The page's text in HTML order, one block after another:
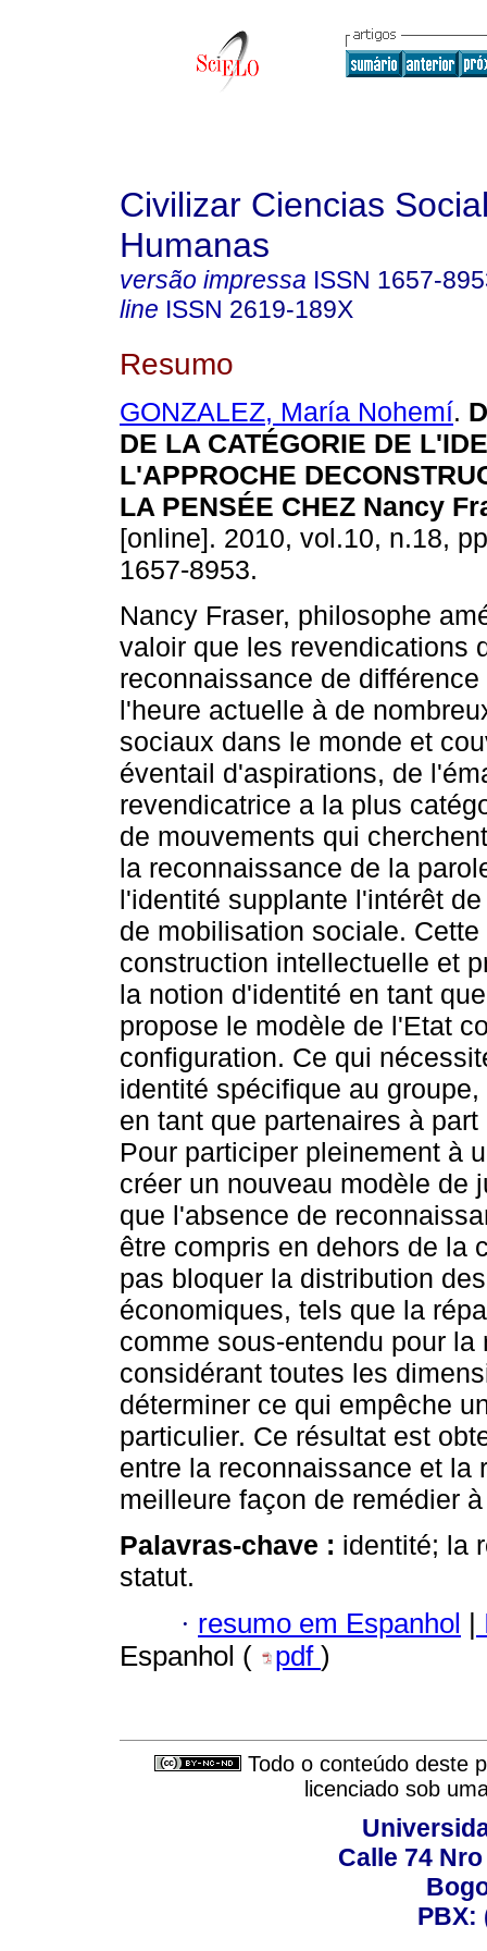
Civilizar Ciencias
Humanas
versão impressa ISSN 1657-
line ISSN 2619-189X
Resumo
GONZALEZ, María Nohemí.
DE LA CATÉGORIE DE
L'APPROCHE
LA PENSÉE CHEZ Nancy
[online]. 2010, vol.10, n.18,
1657-8953.
Nancy Fraser, philosophe
valoir que les revendications
reconnaissance de
l'heure actuelle à de
sociaux dans le monde et
éventail d'aspirations, de
revendicatrice a la plus
de mouvements qui
la reconnaissance de la
l'identité supplante l'intérêt
de mobilisation sociale.
construction intellectuelle et
la notion d'identité en tant
propose le modèle de l'Etat
configuration. Ce qui
identité spécifique au
en tant que partenaires à
Pour participer pleinement à
créer un nouveau modèle de
que l'absence de
être compris en dehors de la
pas bloquer la distribution
économiques, tels que la
comme sous-entendu pour la
considérant toutes les
déterminer ce qui empêche
particulier. Ce résultat est
entre la reconnaissance et la
meilleure façon de remédier
Palavras-chave : identité; la
statut.
· resumo em Espanhol |
Espanhol (
pdf )
Todo o conteúdo deste
licenciado sob
Calle 74
PBX: